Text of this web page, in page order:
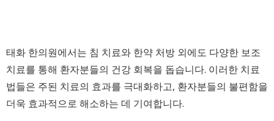
태화 한의원에서는 침 치료와 한약 처방 외에도 다양한 보조
치료를 통해 환자분들의 건강 회복을 돕습니다. 이러한 치료
법들은 주된 치료의 효과를 극대화하고, 환자분들의 불편함을
더욱 효과적으로 해소하는 데 기여합니다.